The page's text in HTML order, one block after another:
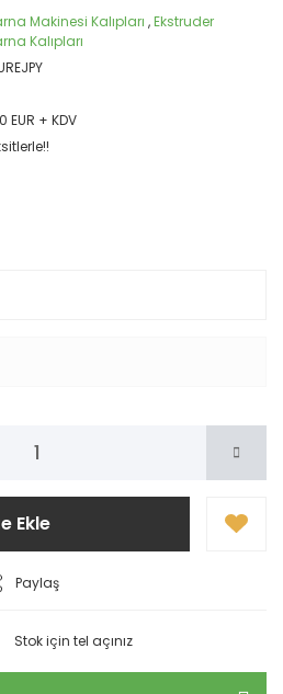
Makinesi Kalıpları ,Ekstruder
Kalıpları
EUR + KDV
Ekle
Paylaş
Stok için tel açınız